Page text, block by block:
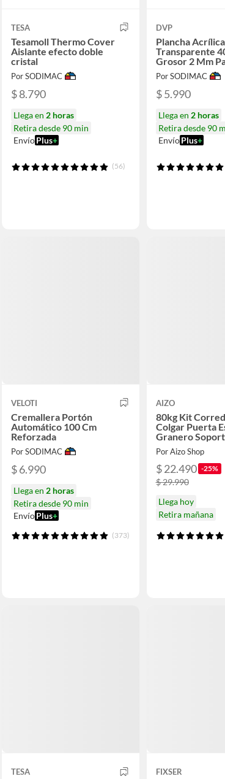
TESA
Tesamoll Thermo Cover
Aislante efecto doble
cristal
Por SODIMAC
$ 8.790
Llega en 2 horas
Retira desde 90 min
EnvíoPlus+
(56)
DVP
Plancha Acrílica
Transparente
Grosor 2 Mm
Decoración
Por SODIMAC
$ 5.990
Llega en 2 horas
Retira desde 90
Envío Plus+
VELOTI
Cremallera Portón
Automático 100 Cm
Reforzada
Por SODIMAC
$ 6.990
Llega en 2 horas
Retira desde 90 min
EnvíoPlus+
(373)
AIZO
80kg Kit
Colgar Puerta
Granero
Por Aizo Shop
$ 22.490 -25%
$ 29.990
Llega hoy
Retira mañana
TESA FIXSER